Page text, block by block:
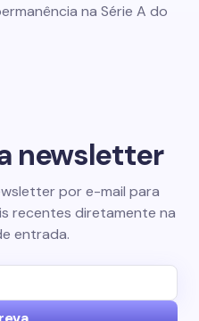
na Série A do
newsletter
por e-mail para
recentes diretamente na
entrada.